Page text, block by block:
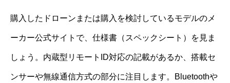
購入したドローンまたは購入を検討しているモデルのメ
ーカー公式サイトで、仕様書（スペックシート）を見ま
しょう。内蔵型リモートID対応の記載があるか、搭載セ
ンサーや無線通信方式の部分に注目します。Bluetoothや